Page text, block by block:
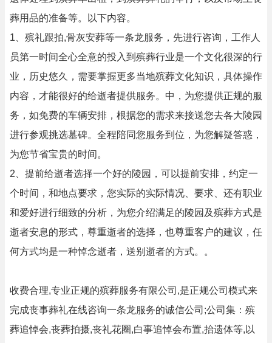
葬用品的准备等。以下内容。
1、殡礼跟拍,骨灰安葬等一条龙服务，先进行咨询，工作人
员第一时间全心全意的投入到殡葬行业是一个文化很深的行
业，历史悠久，需要掌握更多当地殡葬文化知识，具体操作
内容，才能很好的给逝者提供服务。中，为您提供正规的服
务，如免费的车辆安排，根据您的需求来接送您去各大陵园
进行参观挑选墓碑。全程陪同您服务到位，为您解疑答惑，
为您节省宝贵的时间。
2、提前给逝者选择一个好的陵园，可以提前安排，约定一
个时间，和地点要求，您实际的实际情况、要求、还有职业
和爱好进行细致的分析，为您介绍满足的陵园及殡葬方式是
逝者安息的形式，尊重逝者的选择，也尊重客户的建议，任
何方式均是一种悼念逝者，送别逝者的方式。。
收费合理,专业正规的殡葬服务有限公司,是正规公司模式来
完成丧事葬礼在线咨询一条龙服务的诚信公司;公司集：殡
葬追悼会,丧葬拍摄,丧礼花圈,白事追悼会布置,抬遗体等,以